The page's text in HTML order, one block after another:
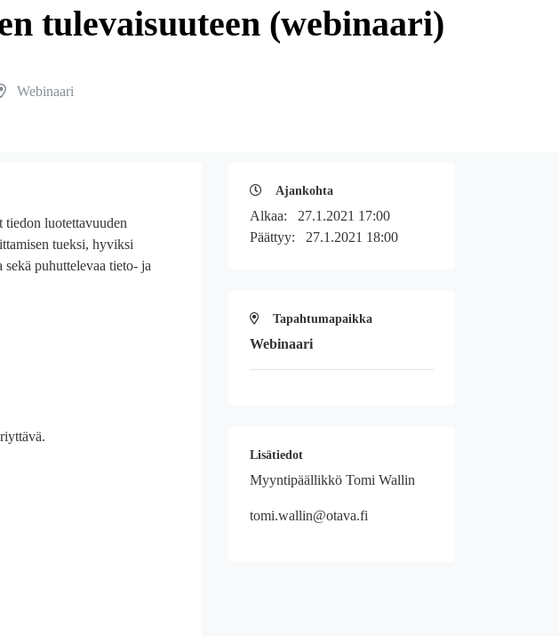
tulevaisuuteen (webinaari)
Webinaari
tiedon luotettavuuden
tueksi, hyviksi
puhuttelevaa tieto- ja
Ajankohta
Alkaa: 27.1.2021 17:00
Päättyy: 27.1.2021 18:00
Tapahtumapaikka
Webinaari
Lisätiedot
Myyntipäällikkö Tomi Wallin
tomi.wallin@otava.fi